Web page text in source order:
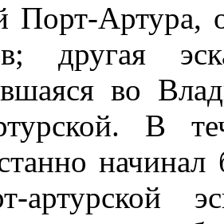
Порт-Артура,
другая
во
В
артурской